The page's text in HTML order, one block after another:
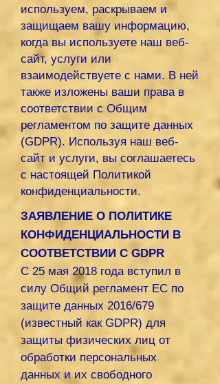
используем, раскрываем и
защищаем вашу информацию,
когда вы используете наш веб-
сайт, услуги или
взаимодействуете с нами. В ней
также изложены ваши права в
соответствии с Общим
регламентом по защите данных
(GDPR). Используя наш веб-
сайт и услуги, вы соглашаетесь
с настоящей Политикой
конфиденциальности.
ЗАЯВЛЕНИЕ О ПОЛИТИКЕ
КОНФИДЕНЦИАЛЬНОСТИ В
СООТВЕТСТВИИ С GDPR
С 25 мая 2018 года вступил в
силу Общий регламент ЕС по
защите данных 2016/679
(известный как GDPR) для
защиты физических лиц от
обработки персональных
данных и их свободного